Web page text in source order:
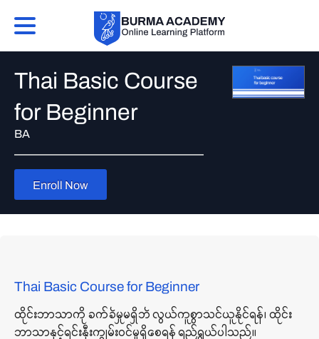
Thai Basic Course
for Beginner
BA
Enroll Now
Thai Basic Course for Beginner
ထိုင်းဘာသာကို ခက်ခဲမှုမရှိဘဲ လွယ်ကူစွာသင်ယူနိုင်ရန်၊ ထိုင်း
ဘာသာနှင့်ရင်းနှီးကျွမ်းဝင်မှုရှိစေရန် ရည်ရွယ်ပါသည်။